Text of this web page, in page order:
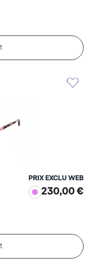
PRIX EXCLU WEB
230,00 €